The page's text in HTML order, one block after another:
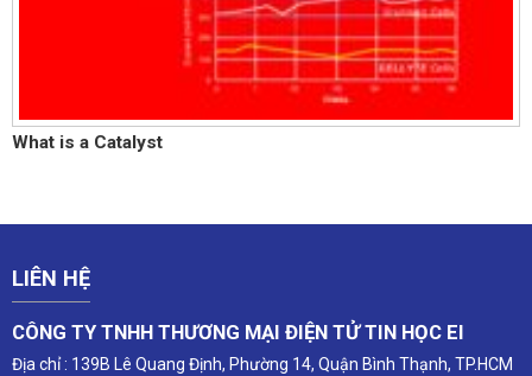
What is a Catalyst
LIÊN HỆ
CÔNG TY TNHH THƯƠNG MẠI ĐIỆN TỬ TIN HỌC EI
Địa chỉ : 139B Lê Quang Định, Phường 14, Quận Bình Thạnh, TP.HCM